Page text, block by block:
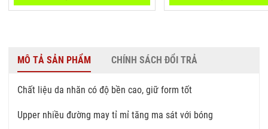
MÔ TẢ SẢN PHẨM CHÍNH SÁCH ĐỔI TRẢ
Chất liệu da nhăn có độ bền cao, giữ form tốt
Upper nhiều đường may tỉ mỉ tăng ma sát với bóng